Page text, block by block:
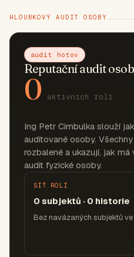
HLOUBKOVÝ AUDIT OSOBY
audit hotov
Reputační audit
0 aktivních rolí
Ing Petr Cimbulka slouží
auditované osoby.
rozbalené a ukazují, jak
audit fyzické osoby.
SÍŤ ROLÍ
0 subjektů · 0 historie
Bez navázaných subjektů